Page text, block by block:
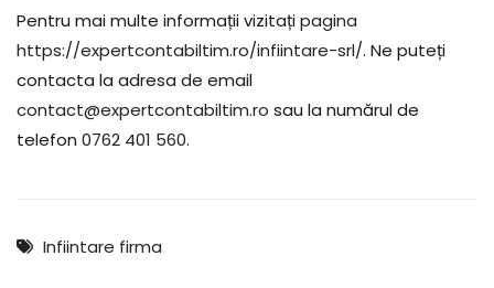
Pentru mai multe informații vizitațipagina
https://expertcontabiltim.ro/infiintare-srl/. Ne puteți
contacta la adresa de email
contact@expertcontabiltim.ro sau la numărul de
telefon 0762 401 560.
Infiintare firma